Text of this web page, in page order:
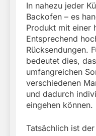
In nahezu jeder
Backofen – es
Produkt mit einer
Entsprechend
Rücksendungen.
bedeutet dies,
umfangreichen
verschiedenen
und dadurch
eingehen können.
Tatsächlich ist